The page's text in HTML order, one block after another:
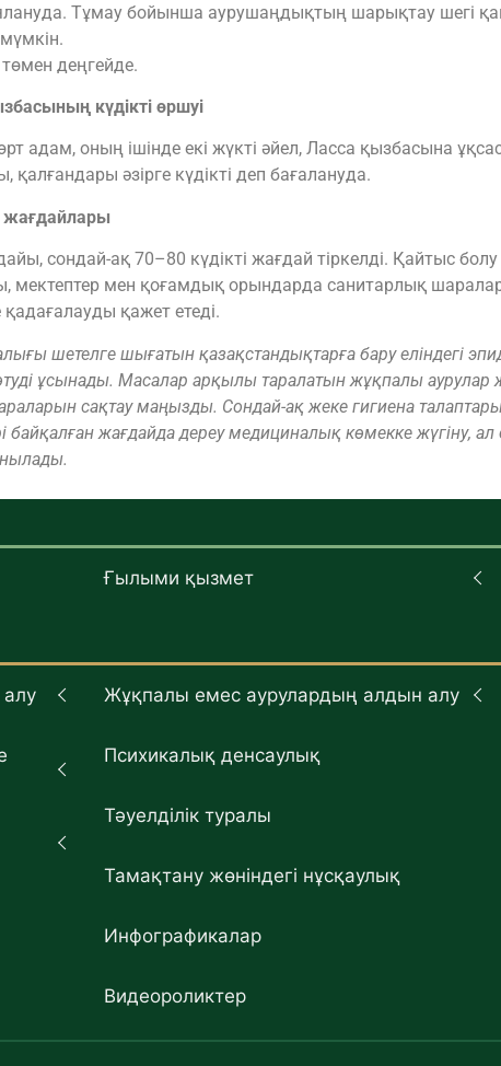
Тұмау бойынша аурушаңдықтың шарықтау шегі
төмен деңгейде.
күдікті өршуі
адам, оның ішінде екі жүкті әйел, Ласса қызбасына
әзірге күдікті деп бағалануда.
сондай-ақ 70–80 күдікті жағдай тіркелді. Қайтыс
мектептер мен қоғамдық орындарда санитарлық шаралар
қажет етеді.
шетелге шығатын қазақстандықтарға бару еліндегі
ұсынады. Масалар арқылы таралатын жұқпалы аурулар
сақтау маңызды. Сондай-ақ жеке гигиена
байқалған жағдайда дереу медициналық көмекке жүгіну,
Ғылыми қызмет
Жұқпалы емес аурулардың алдын алу
Психикалық денсаулық
Тәуелділік туралы
Тамақтану жөніндегі нұсқаулық
Инфографикалар
Видеороликтер